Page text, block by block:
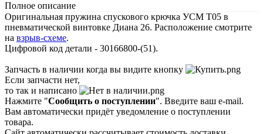
Полное описание
Оригинальная пружина спускового крючка УСМ Т05 в
пневматической винтовке Диана 26. Расположение смотрите
на взрыв-схеме.
Цифровой код детали - 30166800-(51).
Запчасть в наличии когда вы видите кнопку
Если запчасти нет,
то так и написано
Нажмите "Сообщить о поступлении". Введите ваш e-mail.
Вам автоматически придёт уведомление о поступлении
товара.